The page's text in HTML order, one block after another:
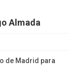
Almada
de Madrid para